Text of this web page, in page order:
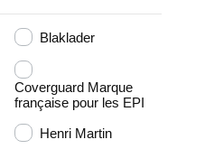
Blaklader
Coverguard Marque
française pour les EPI
Henri Martin